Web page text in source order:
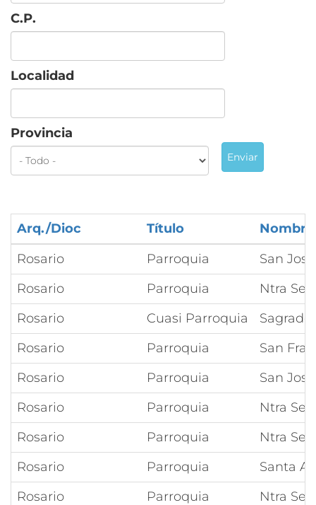
C.P.
Localidad
Provincia
Enviar
Arq./Dioc Título
Nombre
Rosario
Parroquia
San José
Rosario
Parroquia
Ntra
Rosario
Cuasi Parroquia
Sagrado
Rosario
Parroquia
San
Rosario
Parroquia
San
Rosario
Parroquia
Ntra
Rosario
Parroquia
Ntra
Rosario
Parroquia
Santa
Rosario
Parroquia
Ntra